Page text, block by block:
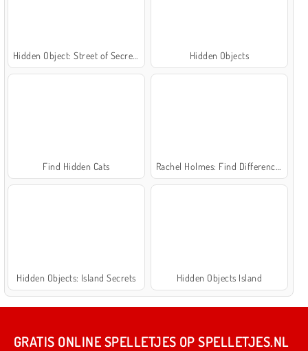
Hidden Objects
Find Hidden Cats
Hidden Objects: Island Secrets Hidden Objects Island
GRATIS ONLINE SPELLETJES OP SPELLETJES.NL